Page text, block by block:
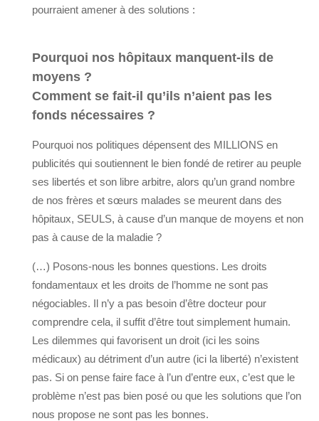
pourraient amener à des solutions :
Pourquoi nos hôpitaux manquent-ils de
moyens ?
Comment se fait-il qu’ils n’aient pas les
fonds nécessaires ?
Pourquoi nos politiques dépensent des MILLIONS en
publicités qui soutiennent le bien fondé de retirer au peuple
ses libertés et son libre arbitre, alors qu’un grand nombre
de nos frères et sœurs malades se meurent dans des
hôpitaux, SEULS, à cause d’un manque de moyens et non
pas à cause de la maladie ?
(…) Posons-nous les bonnes questions. Les droits
fondamentaux et les droits de l’homme ne sont pas
négociables. Il n’y a pas besoin d’être docteur pour
comprendre cela, il suffit d’être tout simplement humain.
Les dilemmes qui favorisent un droit (ici les soins
médicaux) au détriment d’un autre (ici la liberté) n’existent
pas. Si on pense faire face à l’un d’entre eux, c’est que le
problème n’est pas bien posé ou que les solutions que l’on
nous propose ne sont pas les bonnes.